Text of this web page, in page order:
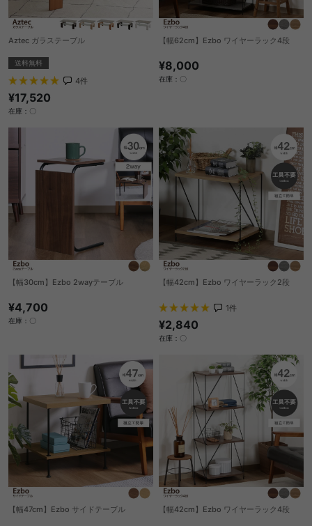
Aztec ガラステーブル
送料無料
4件
¥17,520
在庫：〇
【幅62cm】Ezbo ワイヤーラック4段
¥8,000
在庫：〇
【幅30cm】Ezbo 2wayテーブル
¥4,700
在庫：〇
【幅42cm】Ezbo ワイヤーラック2段
1件
¥2,840
在庫：〇
【幅47cm】Ezbo サイドテーブル 【幅42cm】Ezbo ワイヤーラック4段